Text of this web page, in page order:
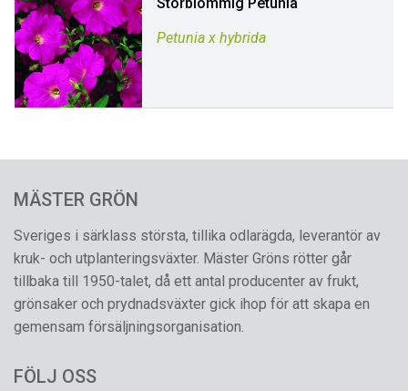
Petunia x hybrida
MÄSTER GRÖN
Sveriges i särklass största, tillika odlarägda, leverantör av
kruk- och utplanteringsväxter. Mäster Gröns rötter går
tillbaka till 1950-talet, då ett antal producenter av frukt,
grönsaker och prydnadsväxter gick ihop för att skapa en
gemensam försäljningsorganisation.
FÖLJ OSS